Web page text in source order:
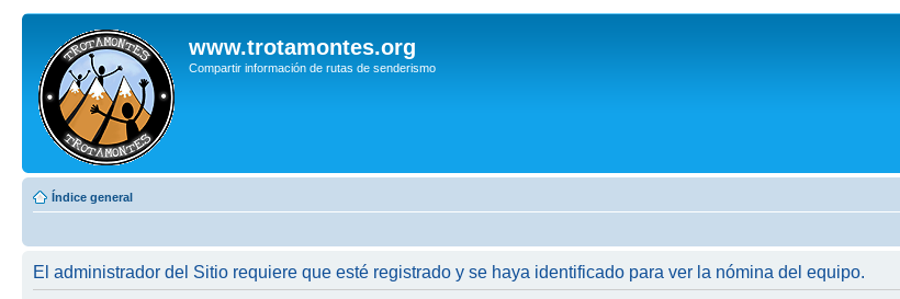
www.trotamontes.org
Compartir información de rutas de senderismo
Índice general
El administrador del Sitio requiere que esté registrado y se haya identificado para ver la nómina del equipo.